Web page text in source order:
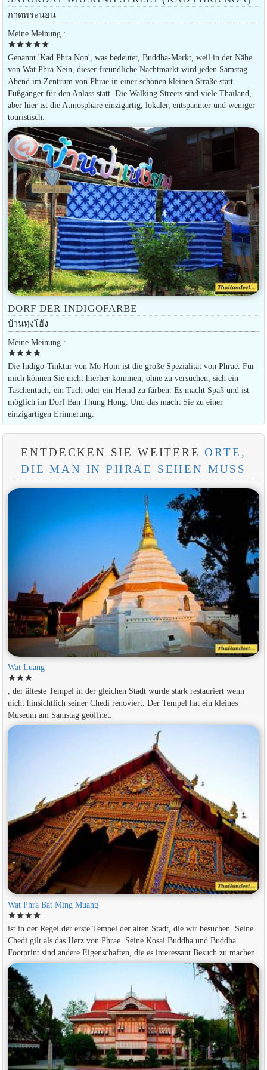
กาดพระนอน
Meine Meinung :
starstarstarstarstar
Genannt 'Kad Phra Non', was bedeutet, Buddha-Markt, weil in der Nähe
von Wat Phra Nein, dieser freundliche Nachtmarkt wird jeden Samstag
Abend im Zentrum von Phrae in einer schönen kleinen Straße statt
Fußgänger für den Anlass statt. Die Walking Streets sind viele Thailand,
aber hier ist die Atmosphäre einzigartig, lokaler, entspannter und weniger
touristisch.
DORF DER INDIGOFARBE
บ้านทุ่งโฮ้ง
Meine Meinung :
starstarstarstar
Die Indigo-Tinktur von Mo Hom ist die große Spezialität von Phrae. Für
mich können Sie nicht hierher kommen, ohne zu versuchen, sich ein
Taschentuch, ein Tuch oder ein Hemd zu färben. Es macht Spaß und ist
möglich im Dorf Ban Thung Hong. Und das macht Sie zu einer
einzigartigen Erinnerung.
ENTDECKEN SIE WEITEREORTE,
DIE MAN IN PHRAE SEHEN MUSS
Wat Luang
starstarstar
, der älteste Tempel in der gleichen Stadt wurde stark restauriert wenn
nicht hinsichtlich seiner Chedi renoviert. Der Tempel hat ein kleines
Museum am Samstag geöffnet.
Wat Phra Bat Ming Muang
starstarstarstar
ist in der Regel der erste Tempel der alten Stadt, die wir besuchen. Seine
Chedi gilt als das Herz von Phrae. Seine Kosai Buddha und Buddha
Footprint sind andere Eigenschaften, die es interessant Besuch zu machen.